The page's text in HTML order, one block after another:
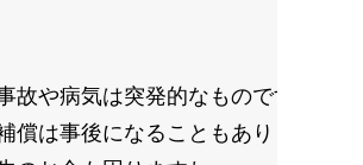
故や病気は突発的なものです。保
償は事後になることもあります。